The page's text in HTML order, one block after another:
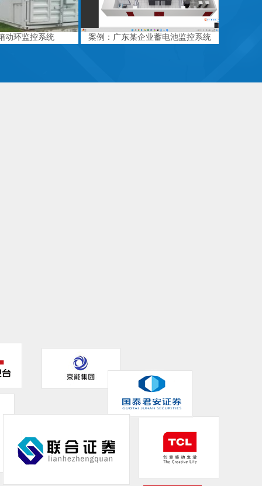
动环监控系统 案例：广东某企业蓄电池监控系统